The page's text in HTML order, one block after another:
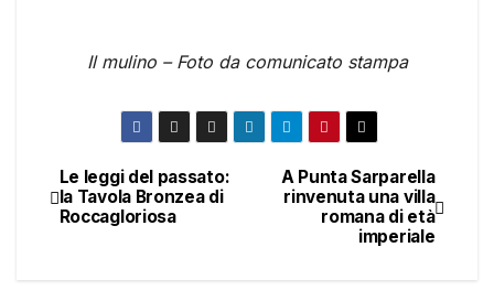
Il mulino – Foto da comunicato stampa
Navigazione
articoli
A Punta Sarparella
rinvenuta una villa
romana di età
imperiale
Le leggi del passato:
la Tavola Bronzea di
Roccagloriosa